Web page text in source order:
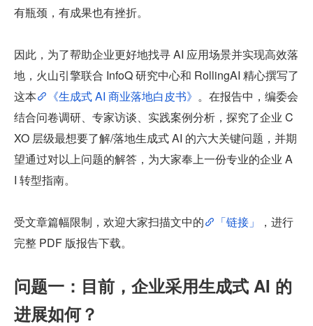
有瓶颈，有成果也有挫折。
因此，为了帮助企业更好地找寻 AI 应用场景并实现高效落
地，火山引擎联合 InfoQ 研究中心和 RollingAI 精心撰写了
这本
《生成式 AI 商业落地白皮书》 。在报告中，编委会
结合问卷调研、专家访谈、实践案例分析，探究了企业 C
XO 层级最想要了解/落地生成式 AI 的六大关键问题，并期
望通过对以上问题的解答，为大家奉上一份专业的企业 A
I 转型指南。
受文章篇幅限制，欢迎大家扫描文中的 「链接」
，进行
完整 PDF 版报告下载。
问题一：目前，企业采用生成式 AI 的
进展如何？